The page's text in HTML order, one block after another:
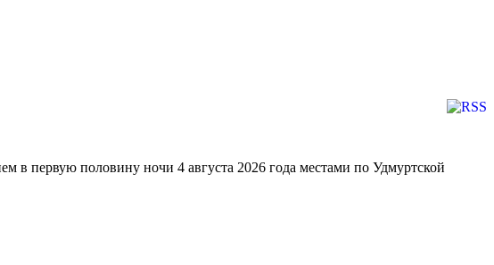
половину ночи 4 августа 2026 года местами по Удмуртской